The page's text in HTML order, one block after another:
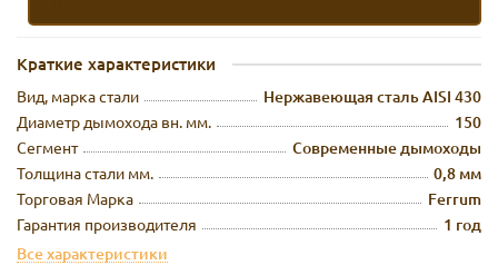
Краткие характеристики
Вид, марка стали Нержавеющая сталь AISI 430
Диаметр дымохода вн. мм. 150
Сегмент Современные дымоходы
Толщина стали мм. 0,8 мм
Торговая Марка Ferrum
Гарантия производителя
1 год
Все характеристики